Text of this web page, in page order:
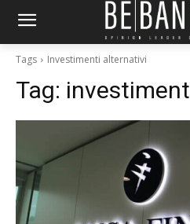
Tags Investimenti alternativi
Tag: